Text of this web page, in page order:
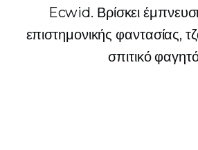
Ecwid. Βρίσκει
επιστημονικής φαντασίας,
σπιτικό